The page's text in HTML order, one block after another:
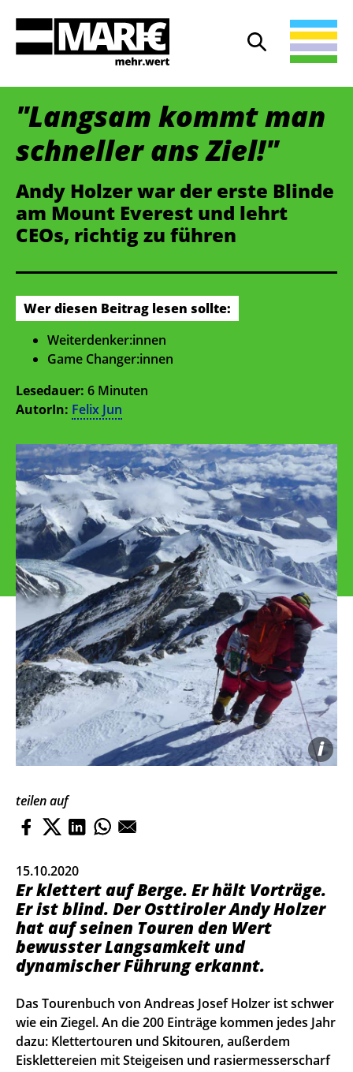
Suche öffnen
Suche
"Langsam kommt man
schneller ans Ziel!"
Andy Holzer war der erste Blinde
am Mount Everest und lehrt
CEOs, richtig zu führen
Wer diesen Beitrag lesen sollte:
Weiterdenker:innen
Game Changer:innen
Lesedauer: 6 Minuten
AutorIn: Felix Jun
i
teilen auf
15.10.2020
Er klettert auf Berge. Er hält Vorträge.
Er ist blind. Der Osttiroler Andy Holzer
hat auf seinen Touren den Wert
bewusster Langsamkeit und
dynamischer Führung erkannt.
Das Tourenbuch von Andreas Josef Holzer ist schwer
wie ein Ziegel. An die 200 Einträge kommen jedes Jahr
dazu: Klettertouren und Skitouren, außerdem
Eisklettereien mit Steigeisen und rasiermesserscharf